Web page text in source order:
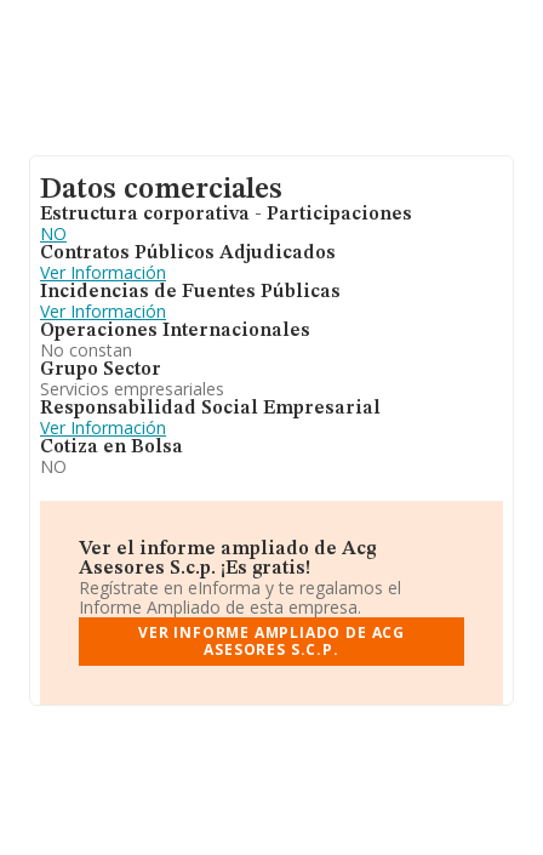
Datos comerciales
Estructura corporativa - Participaciones
NO
Contratos Públicos Adjudicados
Ver Información
Incidencias de Fuentes Públicas
Ver Información
Operaciones Internacionales
No constan
Grupo Sector
Servicios empresariales
Responsabilidad Social Empresarial
Ver Información
Cotiza en Bolsa
NO
Ver el informe ampliado de Acg
Asesores S.c.p. ¡Es gratis!
Regístrate en eInforma y te regalamos el
Informe Ampliado de esta empresa.
VER INFORME AMPLIADO DE ACG
ASESORES S.C.P.